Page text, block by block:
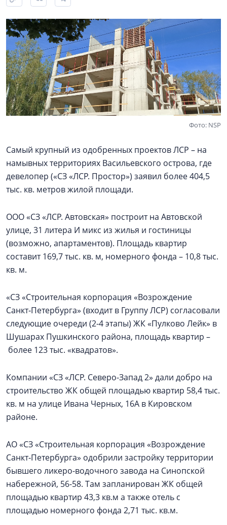
Фото: NSP
Самый крупный из одобренных проектов ЛСР – на
намывных территориях Васильевского острова, где
девелопер («СЗ «ЛСР. Простор») заявил более 404,5
тыс. кв. метров жилой площади.
ООО «СЗ «ЛСР. Автовская» построит на Автовской
улице, 31 литера И микс из жилья и гостиницы
(возможно, апартаментов). Площадь квартир
составит 169,7 тыс. кв. м, номерного фонда – 10,8 тыс.
кв. м.
«СЗ «Строительная корпорация «Возрождение
Санкт‑Петербурга» (входит в Группу ЛСР) согласовали
следующие очереди (2-4 этапы) ЖК «Пулково Лейк» в
Шушарах Пушкинского района, площадь квартир –
более 123 тыс. «квадратов».
Компании «СЗ «ЛСР. Северо-Запад 2» дали добро на
строительство ЖК общей площадью квартир 58,4 тыс.
кв. м на улице Ивана Черных, 16А в Кировском
районе.
АО «СЗ «Строительная корпорация «Возрождение
Санкт‑Петербурга» одобрили застройку территории
бывшего ликеро-водочного завода на Синопской
набережной, 56-58. Там запланирован ЖК общей
площадью квартир 43,3 кв.м а также отель с
площадью номерного фонда 2,71 тыс. кв.м.